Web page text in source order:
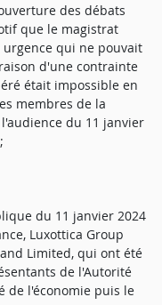
des débats
que le magistrat
qui ne pouvait
d'une contrainte
était impossible en
membres de la
du 11 janvier
du 11 janvier 2024
Luxottica Group
Limited, qui ont été
de l'Autorité
de l'économie puis le